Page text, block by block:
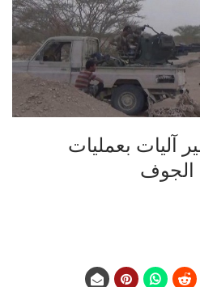
آليات بعمليات
الجوف